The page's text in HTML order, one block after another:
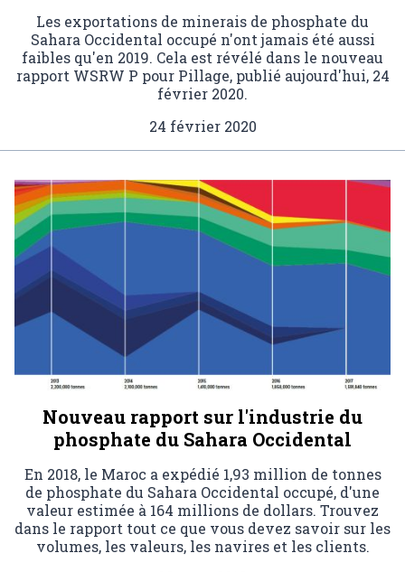
Les exportations de minerais de phosphate du
Sahara Occidental occupé n'ont jamais été aussi
faibles qu'en 2019. Cela est révélé dans le nouveau
rapport WSRW P pour Pillage, publié aujourd'hui, 24
février 2020.
24 février 2020
Nouveau rapport sur l'industrie du
phosphate du Sahara Occidental
En 2018, le Maroc a expédié 1,93 million de tonnes
de phosphate du Sahara Occidental occupé, d'une
valeur estimée à 164 millions de dollars. Trouvez
dans le rapport tout ce que vous devez savoir sur les
volumes, les valeurs, les navires et les clients.